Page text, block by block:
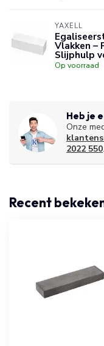
YAXELL
Vlakken –
Slijphulp
Op voorraad
Heb je
Onze
2022 550
Recent